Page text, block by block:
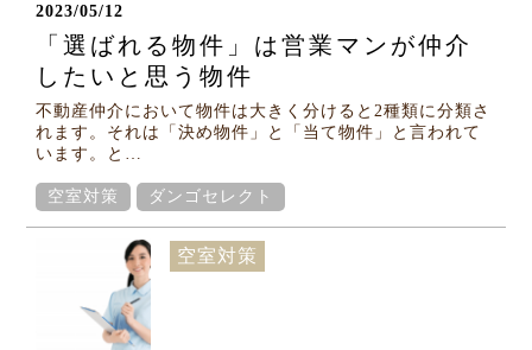
2023/05/12
「選ばれる物件」は営業マンが仲介
したいと思う物件
不動産仲介において物件は大きく分けると2種類に分類さ
れます。それは「決め物件」と「当て物件」と言われて
います。と…
空室対策 ダンゴセレクト
空室対策